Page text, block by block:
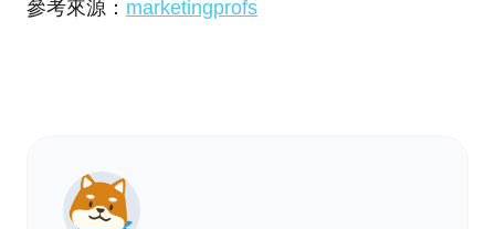
參考來源： marketingprofs